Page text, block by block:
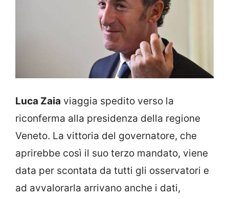
Luca Zaia viaggia spedito verso la
riconferma alla presidenza della regione
Veneto. La vittoria del governatore, che
aprirebbe così il suo terzo mandato, viene
data per scontata da tutti gli osservatori e
ad avvalorarla arrivano anche i dati,